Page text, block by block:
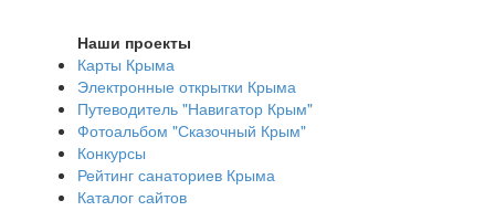
Наши проекты
Карты Крыма
Электронные открытки Крыма
Путеводитель "Навигатор Крым"
Фотоальбом "Сказочный Крым"
Конкурсы
Рейтинг санаториев Крыма
Каталог сайтов